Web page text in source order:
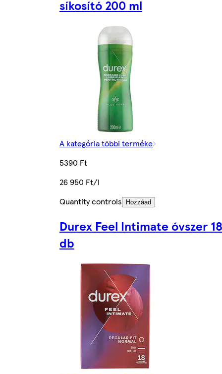
síkosító 200 ml
A kategória többi terméke
5390 Ft
26 950 Ft/l
Quantity controls
Hozzáad
Durex Feel Intimate óvszer 18
db